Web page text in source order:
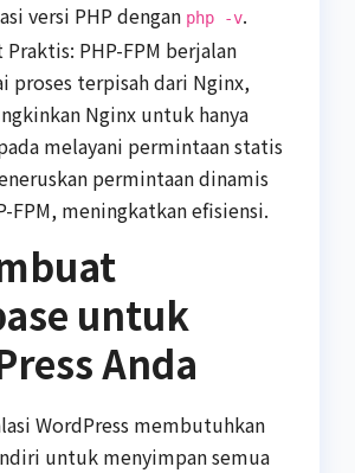
versi PHP dengan php -v.
Praktis: PHP-FPM berjalan
proses terpisah dari Nginx,
Nginx untuk hanya
melayani permintaan statis
permintaan dinamis
FPM, meningkatkan efisiensi.
untuk
Anda
WordPress membutuhkan
untuk menyimpan semua